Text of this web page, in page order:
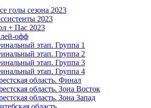
голы сезона 2023
2023
+ Пас 2023
офф
этап. Группа 1
этап. Группа 2
этап. Группа 3
этап. Группа 4
область. Финал
область. Зона Восток
область. Зона Запад
область